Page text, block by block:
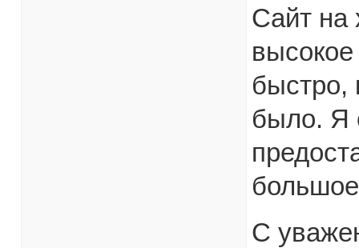
Сайт на
быстро,
было. Я
С